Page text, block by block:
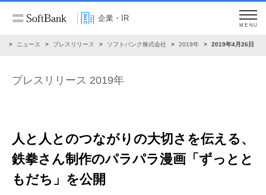
企業・IR
MENU
ニュース プレスリリース ソフトバンク株式会社 2019年 2019年4月26日
プレスリリース 2019年
人と人とのつながりの大切さを伝える、
鉄拳さん制作のパラパラ漫画「ずっとと
もだち」を公開